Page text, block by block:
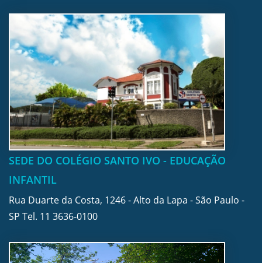
SEDE DO COLÉGIO SANTO IVO - EDUCAÇÃO
INFANTIL
Rua Duarte da Costa, 1246 - Alto da Lapa - São Paulo -
SP Tel. 11 3636-0100